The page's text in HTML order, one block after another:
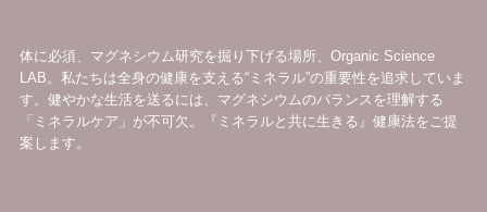
体に必須、マグネシウム研究を掘り下げる場所、Organic Science
LAB。私たちは全身の健康を支える“ミネラル”の重要性を追求していま
す。健やかな生活を送るには、マグネシウムのバランスを理解する
「ミネラルケア」が不可欠。『ミネラルと共に生きる』健康法をご提
案します。